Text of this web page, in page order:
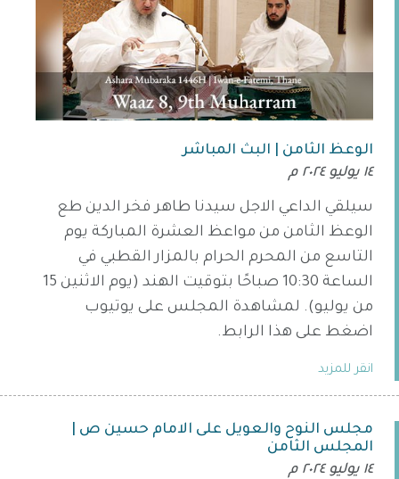
الوعظ الثامن | البث المباشر
١٤ يوليو ٢٠٢٤ م
سيلقي الداعي الاجل سيدنا طاهر فخر الدين طع
الوعظ الثامن من مواعظ العشرة المباركة يوم
التاسع من المحرم الحرام بالمزار القطبي في
الساعة 10:30 صباحًا بتوقيت الهند (يوم الاثنين 15
من يوليو). لمشاهدة المجلس على يوتيوب
اضغط على هذا الرابط.
انقر للمزيد
مجلس النوح والعويل على الامام حسين ص |
المجلس الثامن
١٤ يوليو ٢٠٢٤ م